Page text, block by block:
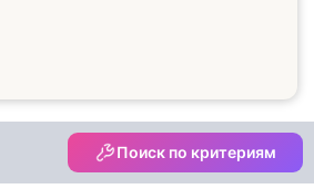
Поиск по критериям